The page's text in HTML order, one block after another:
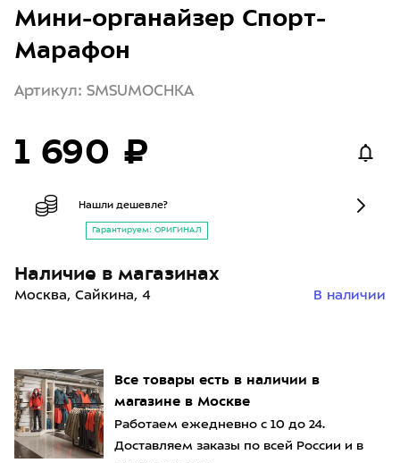
Все товары есть в наличии в
магазине в Москве
Работаем ежедневно с 10 до 24.
Доставляем заказы по всей России и в
Мини-органайзер Спорт-
Марафон
Артикул: SMSUMOCHKA
1 690 ₽
Нашли дешевле?
Гарантируем: ОРИГИНАЛ
Наличие в магазинах
Москва, Сайкина, 4 В наличии